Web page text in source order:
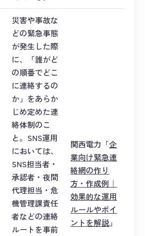
災害や事故な
どの緊急事態
が発生した際
に、「誰がど
の順番でどこ
に連絡するの
か」をあらか
じめ定めた連
絡体制のこ
と。SNS運用
においては、
SNS担当者・
承認者・夜間
代理担当・危
機管理課責任
者などの連絡
ルートを事前
関西電力「企
業向け緊急連
絡網の作り
方・作成例｜
効果的な運用
ルールやポイ
ントを解説」